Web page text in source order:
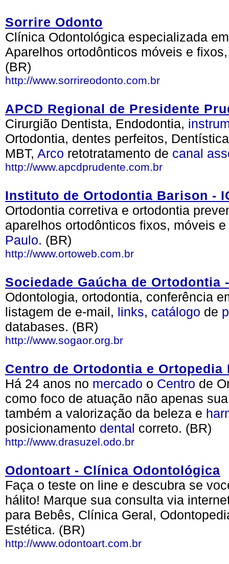
Sorrire Odonto
Clínica Odontológica especializada
Aparelhos ortodônticos móveis e
(BR)
http://www.sorrireodonto.com.br
APCD Regional de Presidente
Cirurgião Dentista, Endodontia,
Ortodontia, dentes perfeitos,
MBT, Arco retotratamento de canal
http://www.apcdprudente.com.br
Instituto de Ortodontia Barison -
Ortodontia corretiva e ortodontia
aparelhos ortodônticos fixos, móveis
Paulo. (BR)
http://www.ortoweb.com.br
Sociedade Gaúcha de Ortodontia
Odontologia, ortodontia, conferência
listagem de e-mail, links, catálogo de
databases. (BR)
http://www.sogaor.org.br
Centro de Ortodontia e Ortopedia
Há 24 anos no mercado o Centro de
como foco de atuação não apenas
também a valorização da beleza e
posicionamento dental correto. (BR)
http://www.drasuzel.odo.br
Odontoart - Clínica Odontológica
Faça o teste on line e descubra se
hálito! Marque sua consulta via
para Bebês, Clínica Geral,
Estética. (BR)
http://www.odontoart.com.br